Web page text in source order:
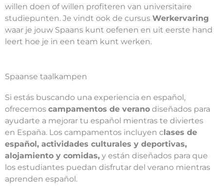
willen doen of willen profiteren van universitaire
studiepunten. Je vindt ook de cursus Werkervaring
waar je jouw Spaans kunt oefenen en uit eerste hand
leert hoe je in een team kunt werken.
Spaanse taalkampen
Si estás buscando una experiencia en español,
ofrecemos campamentos de verano diseñados para
ayudarte a mejorar tu español mientras te diviertes
en España. Los campamentos incluyen clases de
español, actividades culturales y deportivas,
alojamiento y comidas, y están diseñados para que
los estudiantes puedan disfrutar del verano mientras
aprenden español.